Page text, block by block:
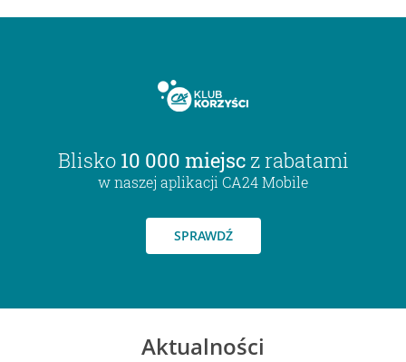
Blisko 10 000 miejsc z rabatami
w naszej aplikacji CA24 Mobile
SPRAWDŹ
Aktualności